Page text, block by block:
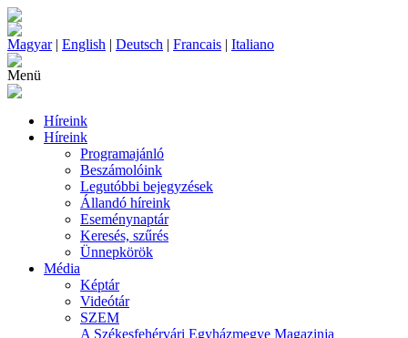
Magyar| English | Deutsch | Francais | Italiano
Menü
Híreink
Híreink
Programajánló
Beszámolóink
Legutóbbi bejegyzések
Állandó híreink
Eseménynaptár
Keresés, szűrés
Ünnepkörök
Média
Képtár
Videótár
SZEM
A Székesfehérvári Egyházmegye Magazinja